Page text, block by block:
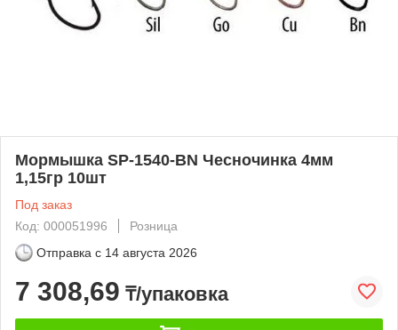
Мормышка SP-1540-BN Чесночинка 4мм
1,15гр 10шт
Под заказ
Код: 000051996
Розница
Отправка с 14 августа 2026
7 308,69 ₸/упаковка